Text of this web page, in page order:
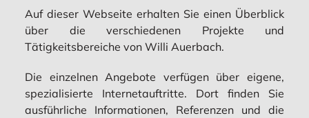
Auf dieser Webseite erhalten Sie einen Überblick
über die verschiedenen Projekte und
Tätigkeitsbereiche von Willi Auerbach.
Die einzelnen Angebote verfügen über eigene,
spezialisierte Internetauftritte. Dort finden Sie
ausführliche Informationen, Referenzen und die